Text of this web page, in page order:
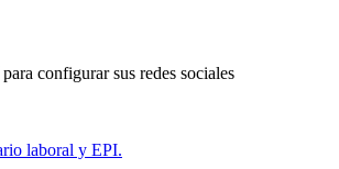
configurar sus redes sociales